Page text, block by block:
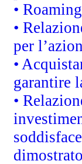
•
•
per
•
garantire
•